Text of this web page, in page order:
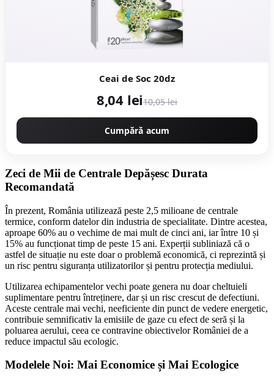
Ceai de Soc 20dz
8,04 lei10,05 lei
Cumpără acum
Zeci de Mii de Centrale Depășesc Durata
Recomandată
În prezent, România utilizează peste 2,5 milioane de centrale
termice, conform datelor din industria de specialitate. Dintre acestea,
aproape 60% au o vechime de mai mult de cinci ani, iar între 10 și
15% au funcționat timp de peste 15 ani. Experții subliniază că o
astfel de situație nu este doar o problemă economică, ci reprezintă și
un risc pentru siguranța utilizatorilor și pentru protecția mediului.
Utilizarea echipamentelor vechi poate genera nu doar cheltuieli
suplimentare pentru întreținere, dar și un risc crescut de defectiuni.
Aceste centrale mai vechi, neeficiente din punct de vedere energetic,
contribuie semnificativ la emisiile de gaze cu efect de seră și la
poluarea aerului, ceea ce contravine obiectivelor României de a
reduce impactul său ecologic.
Modelele Noi: Mai Economice și Mai Ecologice